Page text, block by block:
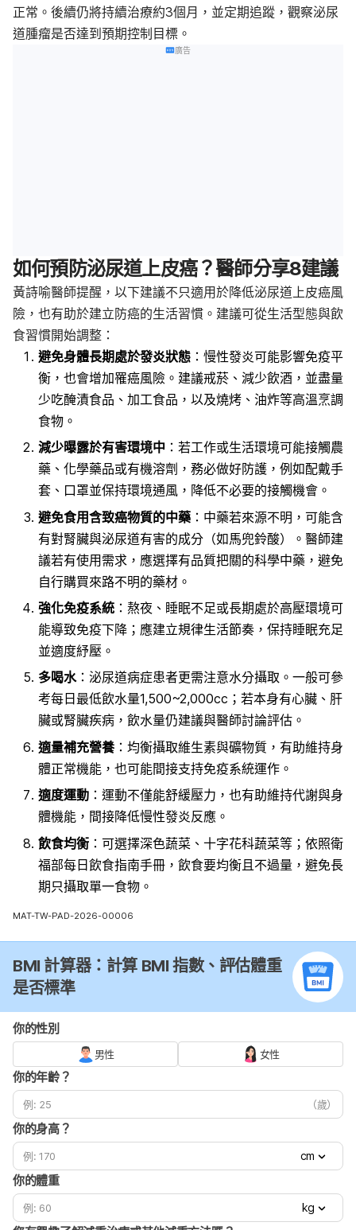
正常。後續仍將持續治療約3個月，並定期追蹤，觀察泌尿
道腫瘤是否達到預期控制目標。
廣告
如何預防泌尿道上皮癌？醫師分享8建議
黃詩喻醫師提醒，以下建議不只適用於降低泌尿道上皮癌風
險，也有助於建立防癌的生活習慣。建議可從生活型態與飲
食習慣開始調整：
避免身體長期處於發炎狀態 ：慢性發炎可能影響免疫平
衡，也會增加罹癌風險。建議戒菸、減少飲酒，並盡量
少吃醃漬食品、加工食品，以及燒烤、油炸等高溫烹調
食物。
減少曝露於有害環境中 ：若工作或生活環境可能接觸農
藥、化學藥品或有機溶劑，務必做好防護，例如配戴手
套、口罩並保持環境通風，降低不必要的接觸機會。
避免食用含致癌物質的中藥 ：中藥若來源不明，可能含
有對腎臟與泌尿道有害的成分（如馬兜鈴酸）。醫師建
議若有使用需求，應選擇有品質把關的科學中藥，避免
自行購買來路不明的藥材。
強化免疫系統 ：熬夜、睡眠不足或長期處於高壓環境可
能導致免疫下降；應建立規律生活節奏，保持睡眠充足
並適度紓壓。
多喝水：泌尿道病症患者更需注意水分攝取。一般可參
考每日最低飲水量1,500~2,000cc；若本身有心臟、肝
臟或腎臟疾病，飲水量仍建議與醫師討論評估。
適量補充營養 ：均衡攝取維生素與礦物質，有助維持身
體正常機能，也可能間接支持免疫系統運作。
適度運動 ：運動不僅能舒緩壓力，也有助維持代謝與身
體機能，間接降低慢性發炎反應。
飲食均衡 ：可選擇深色蔬菜、十字花科蔬菜等；依照衛
福部每日飲食指南手冊，飲食要均衡且不過量，避免長
期只攝取單一食物。
MAT-TW-PAD-2026-00006
BMI 計算器：計算 BMI 指數、評估體重
是否標準
你的性別
男性 女性
你的年齡？
（歲）
你的身高？
cm
你的體重
kg